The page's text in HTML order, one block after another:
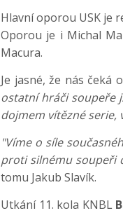
Hlavní oporou USK je
Oporou je i Michal
Macura.
Je jasné, že nás čeká
ostatní hráči soupeře
dojmem vítězné serie,
"Víme o síle
proti silnému soupeři
tomu Jakub Slavík.
Utkání 11. kola KNBL